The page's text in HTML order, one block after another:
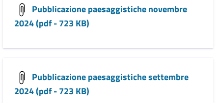
Pubblicazione paesaggistiche novembre
2024 (pdf - 723 KB)
Pubblicazione paesaggistiche settembre
2024 (pdf - 723 KB)